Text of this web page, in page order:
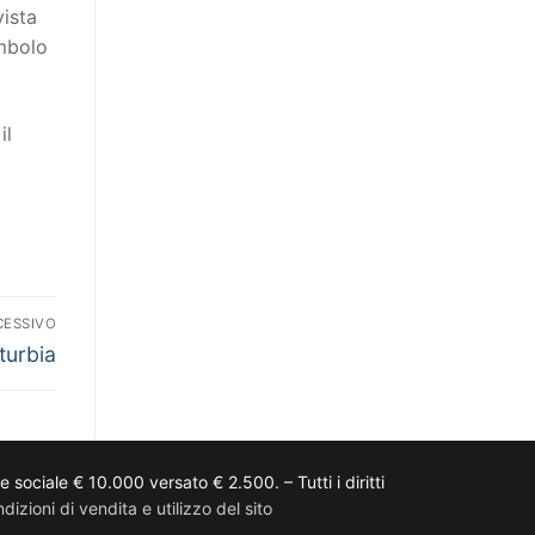
sociale € 10.000 versato € 2.500. – Tutti i diritti
di vendita e utilizzo del sito